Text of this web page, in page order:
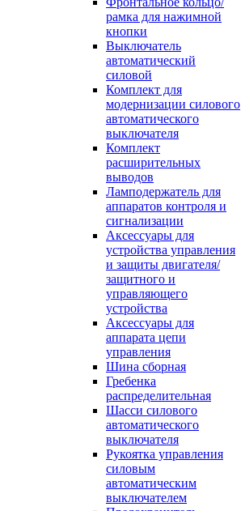
рамка для нажимной
кнопки
Выключатель
автоматический
силовой
Комплект для
модернизации силового
автоматического
выключателя
Комплект
расширительных
выводов
Ламподержатель для
аппаратов контроля и
сигнализации
Аксессуары для
устройства управления
и защиты двигателя/
защитного и
управляющего
устройства
Аксессуары для
аппарата цепи
управления
Шина сборная
Гребенка
распределительная
Шасси силового
автоматического
выключателя
Рукоятка управления
силовым
автоматическим
выключателем